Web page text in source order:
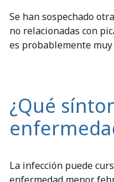
Se han sospechado
no relacionadas con
es probablemente muy
¿Qué
La infección puede